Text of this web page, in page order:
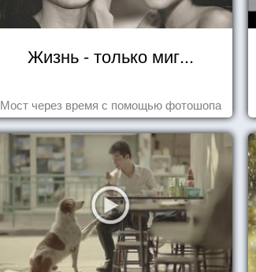
Жизнь - только миг...
Мост через время с помощью фотошопа